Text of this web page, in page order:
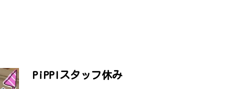
PiPPIスタッフ休み